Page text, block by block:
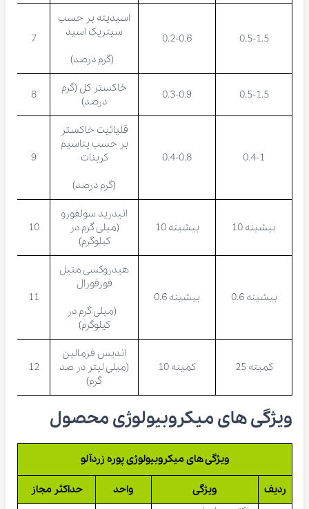
0.5-1.5
0.2-0.6
اسیدیته بر حسب
سیتریک اسید
(گرم درصد)
7
0.5-1.5
0.3-0.9
خاکستر کل (گرم
درصد)
8
0.4-1
0.4-0.8
قلیائیت خاکستر
بر حسب پتاسیم
کربنات
(گرم درصد)
9
بیشینه 10 بیشینه 10
انیدرید سولفورو
(میلی گرم در
کیلوگرم)
10
بیشینه 0.6 بیشینه 0.6
هیدروکسی متیل
فورفورال
(میلی گرم در
کیلوگرم)
11
کمینه 25 کمینه 10
اندیس فرمالین
(میلی لیتر در صد
گرم)
12
ویژگی های میکروبیولوژی محصول
ویژگی های میکروبیولوژی پوره زردآلو
ردیف ویژگی واحد
حداکثر مجاز